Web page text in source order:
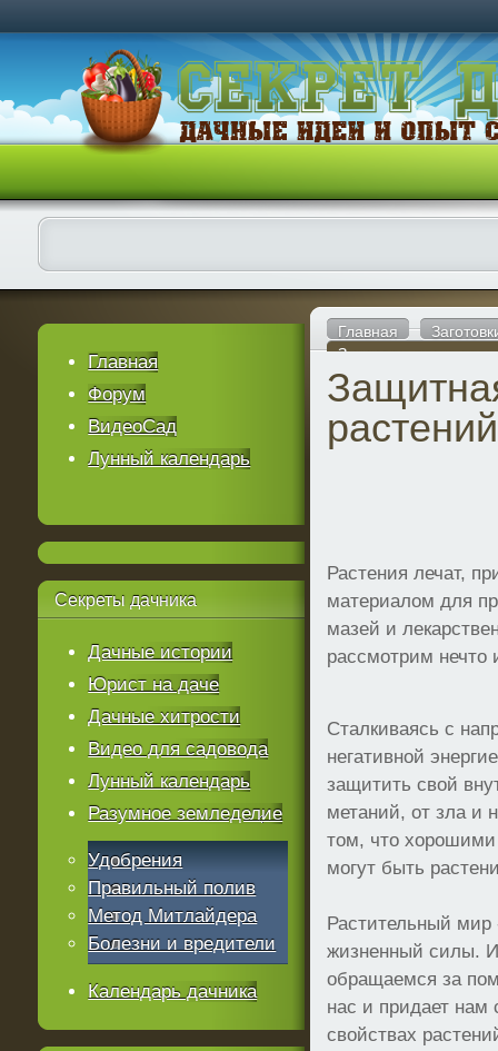
Главная
Защитная магия
растений
Растения лечат,
материалом для
мазей и
рассмотрим нечто
Сталкиваясь с
негативной
защитить свой
метаний, от зла и
том, что
могут быть
Растительный мир
жизненный силы.
обращаемся за
нас и придает
свойствах
Главная
Форум
ВидеоСад
Лунный календарь
Секреты дачника
Дачные истории
Юрист на даче
Дачные хитрости
Видео для садовода
Лунный календарь
Разумное земледелие
Удобрения
Правильный полив
Метод Митлайдера
Болезни и вредители
Календарь дачника